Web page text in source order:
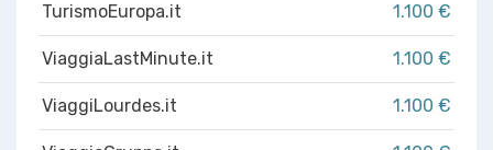
TurismoEuropa.it 1.100 €
ViaggiaLastMinute.it 1.100 €
ViaggiLourdes.it 1.100 €